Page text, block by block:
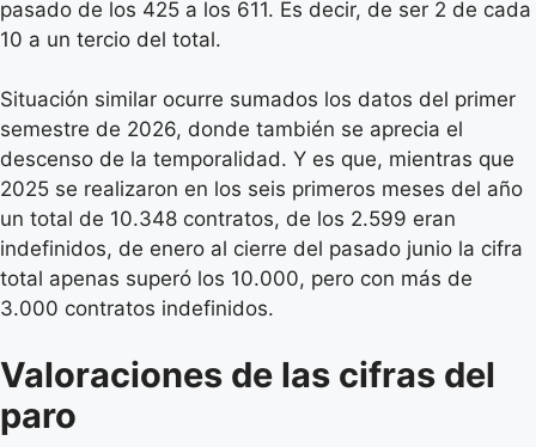
pasado de los 425 a los 611. Es decir, de ser 2 de cada
10 a un tercio del total.
Situación similar ocurre sumados los datos del primer
semestre de 2026, donde también se aprecia el
descenso de la temporalidad. Y es que, mientras que
2025 se realizaron en los seis primeros meses del año
un total de 10.348 contratos, de los 2.599 eran
indefinidos, de enero al cierre del pasado junio la cifra
total apenas superó los 10.000, pero con más de
3.000 contratos indefinidos.
Valoraciones de las cifras del
paro